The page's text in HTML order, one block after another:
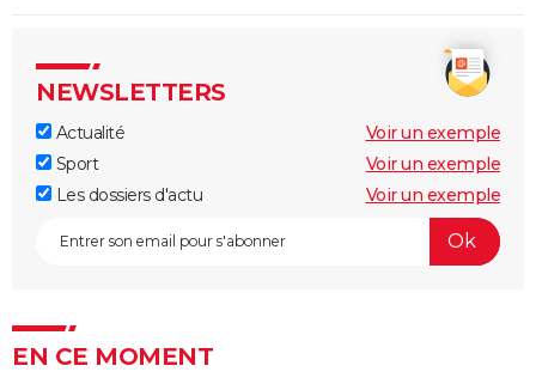
NEWSLETTERS
Actualité
Voir un exemple
Sport
Voir un exemple
Les dossiers d'actu
Voir un exemple
EN CE MOMENT